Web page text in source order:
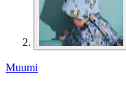
Muumi